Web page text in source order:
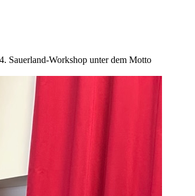
Sauerland-Workshop unter dem Motto